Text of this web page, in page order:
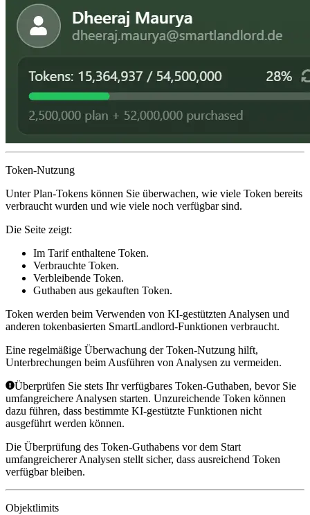
Token-Nutzung
UnterPlan-Tokens können Sie überwachen, wie viele Token bereits
verbraucht wurden und wie viele noch verfügbar sind.
Die Seite zeigt:
Im Tarif enthaltene Token.
Verbrauchte Token.
Verbleibende Token.
Guthaben aus gekauften Token.
Token werden beim Verwenden von KI-gestützten Analysen und
anderen tokenbasierten SmartLandlord-Funktionen verbraucht.
Eine regelmäßige Überwachung der Token-Nutzung hilft,
Unterbrechungen beim Ausführen von Analysen zu vermeiden.
Überprüfen Sie stets Ihr verfügbares Token-Guthaben, bevor Sie
umfangreichere Analysen starten. Unzureichende Token können
dazu führen, dass bestimmte KI-gestützte Funktionen nicht
ausgeführt werden können.
Die Überprüfung des Token-Guthabens vor dem Start
umfangreicherer Analysen stellt sicher, dass ausreichend Token
verfügbar bleiben.
Objektlimits